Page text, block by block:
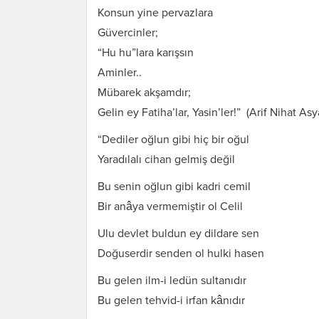
Konsun yine pervazlara
Güvercinler;
“Hu hu”lara karışsın
Aminler..
Mübarek akşamdır;
Gelin ey Fatiha’lar, Yasin’ler!” (Arif Nihat
“Dediler oğlun gibi hiç bir oğul
Yaradılalı cihan gelmiş değil
Bu senin oğlun gibi kadri cemil
Bir anâya vermemiştir ol Celil
Ulu devlet buldun ey dildare sen
Doğuserdir senden ol hulki hasen
Bu gelen ilm-i ledün sultanıdır
Bu gelen tehvid-i irfan kânıdır